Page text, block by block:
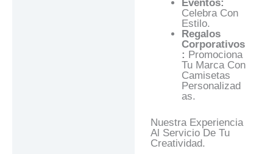
Eventos:
Celebra Con
Estilo.
Regalos
Corporativos
: Promociona
Tu Marca Con
Camisetas
Personalizad
As.
Nuestra Experiencia
Al Servicio De Tu
Creatividad.